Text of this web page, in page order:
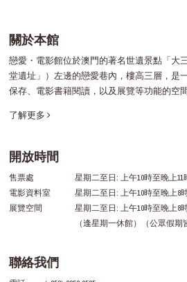
關於本館
戀愛・電影館位於澳門的著名世遺景點「大
堂遺址」）左邊的戀愛巷內，樓高三層，是
保存、電影書籍閱讀，以及展覽等功能的空間
了解更多
開放時間
售票處
星期二至日: 上午10時至晚上11
電影資料室
星期二至日: 上午10時至晚上8
展覽空間
星期二至日: 上午10時至晚上8
（逢星期一休館）（公眾假期
聯絡我們